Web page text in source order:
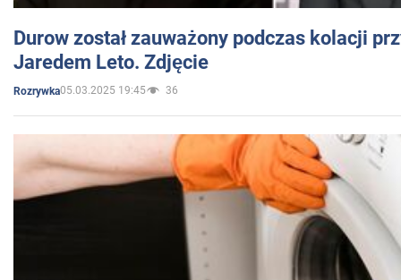
Durow został zauważony podczas kolacji
Jaredem Leto. Zdjęcie
Rozrywka05.03.2025 19:45 36